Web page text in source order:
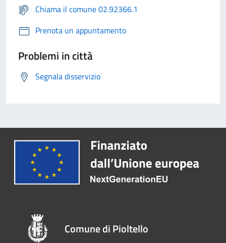
Chiama il comune 02.92366.1
Prenota un appuntamento
Problemi in città
Segnala disservizio
Comune di Pioltello